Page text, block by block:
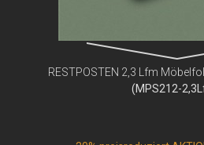
RESTPOSTEN 2,3 Lfm
(MPS212-